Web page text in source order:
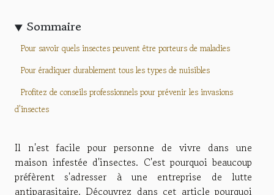
Sommaire
Pour savoir quels insectes peuvent être porteurs de maladies
Pour éradiquer durablement tous les types de nuisibles
Profitez de conseils professionnels pour prévenir les invasions
d'insectes
Il n'est facile pour personne de vivre dans une
maison infestée d'insectes. C'est pourquoi beaucoup
préfèrent s'adresser à une entreprise de lutte
antiparasitaire. Découvrez dans cet article pourquoi